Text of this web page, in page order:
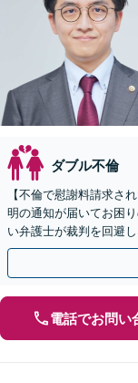
ダブル不倫
【不倫で慰謝料請求さ
明の通知が届いてお困
い弁護士が裁判を回避
相談可(予約制)】【全国
電話でお問い